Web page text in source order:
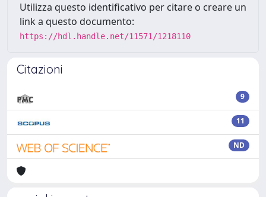
Utilizza questo identificativo per citare o creare un
link a questo documento:
https://hdl.handle.net/11571/1218110
Citazioni
9
11
ND